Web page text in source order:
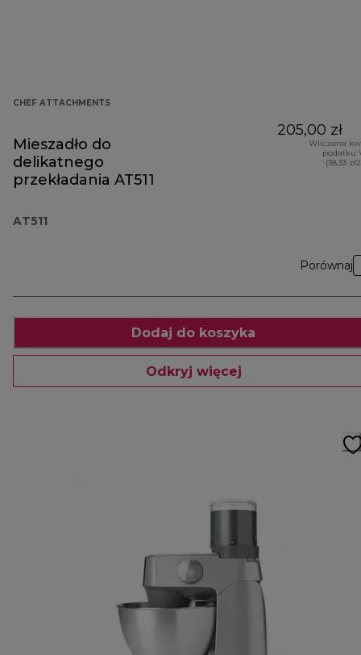
CHEF ATTACHMENTS
Mieszadło do
delikatnego
przekładania AT511
AT511
205,00 zł
Wliczona
podatku
(38,33
Porównaj
Dodaj do koszyka
Odkryj więcej